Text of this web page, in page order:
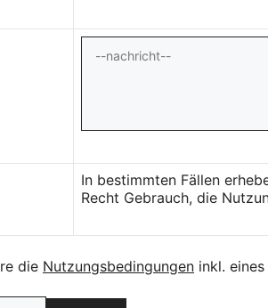
In bestimmten Fällen
Recht Gebrauch, die
die Nutzungsbedingungen inkl.